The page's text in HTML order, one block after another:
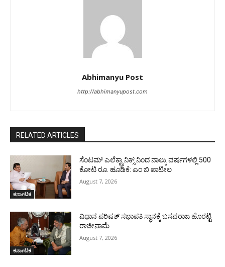
Abhimanyu Post
http://abhimanyupost.com
RELATED ARTICLES
ಕರ್ನಾಟಕ
ಸೆಂಟಮ್ ಎಲೆಕ್ಟ್ರಾನಿಕ್ಸ್ ನಿಂದ ನಾಲ್ಕು ವರ್ಷಗಳಲ್ಲಿ 500
ಕೋಟಿ ರೂ. ಹೂಡಿಕೆ: ಎಂ ಬಿ ಪಾಟೀಲ
August 7, 2026
ಕರ್ನಾಟಕ
ವಿಧಾನ ಪರಿಷತ್ ಸಭಾಪತಿ ಸ್ಥಾನಕ್ಕೆ ಬಸವರಾಜ ಹೊರಟ್ಟಿ
ರಾಜೀನಾಮೆ
August 7, 2026